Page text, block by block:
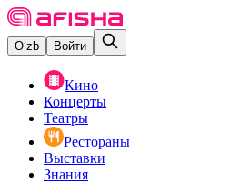
O‘zb Войти
Кино
Концерты
Театры
Рестораны
Выставки
Знания